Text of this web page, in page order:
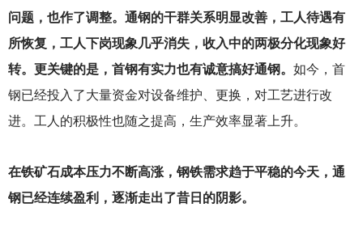
问题，也作了调整。通钢的干群关系明显改善，工人待遇有
所恢复，工人下岗现象几乎消失，收入中的两极分化现象好
转。更关键的是，首钢有实力也有诚意搞好通钢。 如今，首
钢已经投入了大量资金对设备维护、更换，对工艺进行改
进。工人的积极性也随之提高，生产效率显著上升。
在铁矿石成本压力不断高涨，钢铁需求趋于平稳的今天，通
钢已经连续盈利，逐渐走出了昔日的阴影。